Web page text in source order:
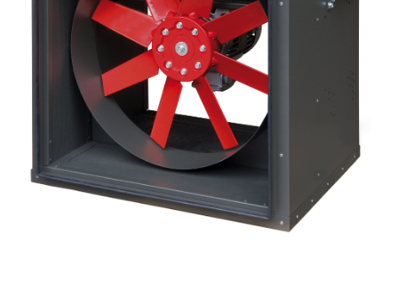
Lighting and Electrical
Equipment
Complete solutions in lighting and electrical
material for each project and need